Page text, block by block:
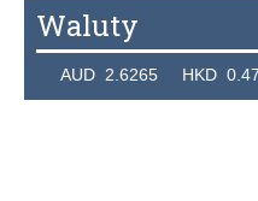
Waluty
AUD 2.6265 HKD